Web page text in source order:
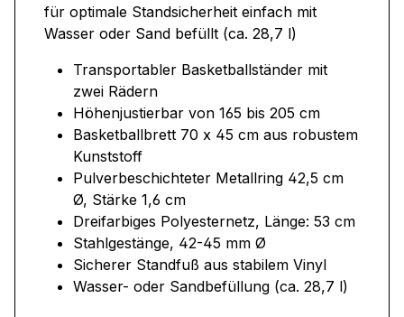
für optimale Standsicherheit einfach mit
Wasser oder Sand befüllt (ca. 28,7 l)
Transportabler Basketballständer mit
zwei Rädern
Höhenjustierbar von 165 bis 205 cm
Basketballbrett 70 x 45 cm aus robustem
Kunststoff
Pulverbeschichteter Metallring 42,5 cm
Ø, Stärke 1,6 cm
Dreifarbiges Polyesternetz, Länge: 53 cm
Stahlgestänge, 42-45 mm Ø
Sicherer Standfuß aus stabilem Vinyl
Wasser- oder Sandbefüllung (ca. 28,7 l)